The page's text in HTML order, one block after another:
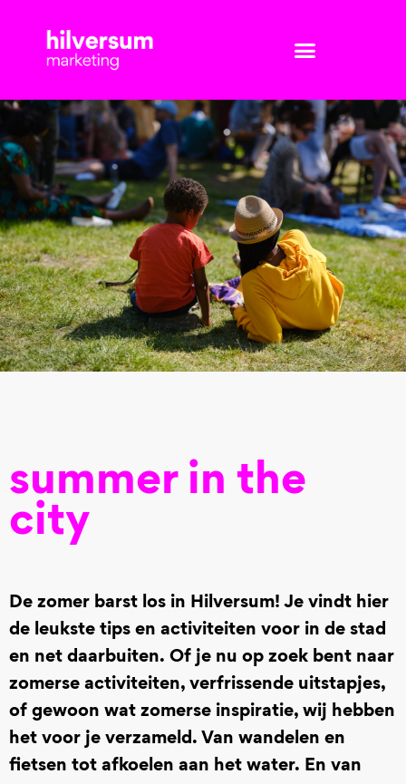
summer in the
city
De zomer barst los in Hilversum! Je vindt hier
de leukste tips en activiteiten voor in de stad
en net daarbuiten. Of je nu op zoek bent naar
zomerse activiteiten, verfrissende uitstapjes,
of gewoon wat zomerse inspiratie, wij hebben
het voor je verzameld. Van wandelen en
fietsen tot afkoelen aan het water. En van